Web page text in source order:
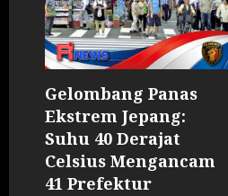
Gelombang Panas
Ekstrem Jepang:
Suhu 40 Derajat
Celsius Mengancam
41 Prefektur